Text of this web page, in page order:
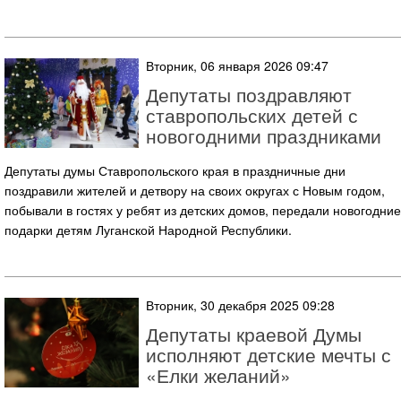
Вторник, 06 января 2026 09:47
Депутаты поздравляют
ставропольских детей с
новогодними праздниками
Депутаты думы Ставропольского края в праздничные дни
поздравили жителей и детвору на своих округах с Новым годом,
побывали в гостях у ребят из детских домов, передали новогодние
подарки детям Луганской Народной Республики.
Вторник, 30 декабря 2025 09:28
Депутаты краевой Думы
исполняют детские мечты с
«Елки желаний»